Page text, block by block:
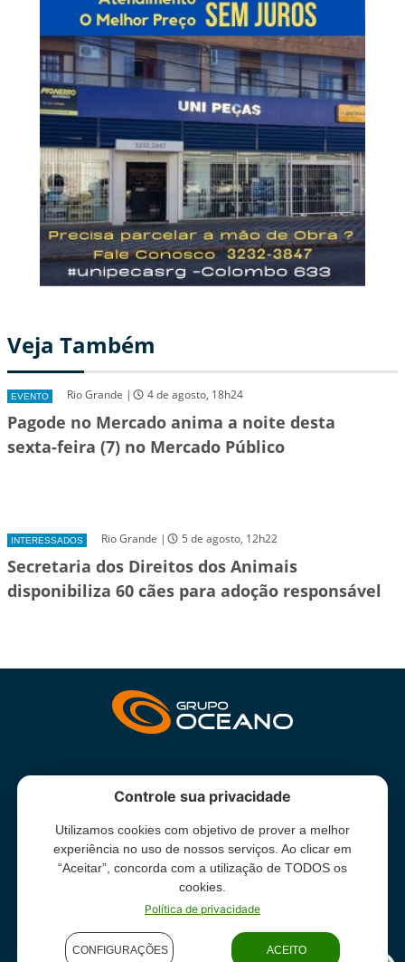
Veja Também
EVENTO Rio Grande | 4 de agosto, 18h24
Pagode no Mercado anima a noite desta
sexta-feira (7) no Mercado Público
INTERESSADOS Rio Grande | 5 de agosto, 12h22
Secretaria dos Direitos dos Animais
disponibiliza 60 cães para adoção responsável
INSTITUCIONAL
Grupo Oceano - Todos direitos reservados -
Controle sua privacidade
Utilizamos cookies com objetivo de prover a melhor
experiência no uso de nossos serviços. Ao clicar em
“Aceitar”, concorda com a utilização de TODOS os
cookies.
Política de privacidade
CONFIGURAÇÕES ACEITO